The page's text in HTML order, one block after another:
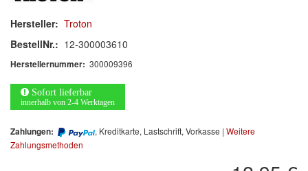
Reinigen
Arbeitsschutz
Luftfilter
Mischfarben
Hersteller: Troton
BestellNr.: 12-300003610
Herstellernummer: 300009396
Sofort lieferbar
innerhalb von 2-4 Werktagen
Zahlungen: , Kreditkarte, Lastschrift, Vorkasse | Weitere
Zahlungsmethoden